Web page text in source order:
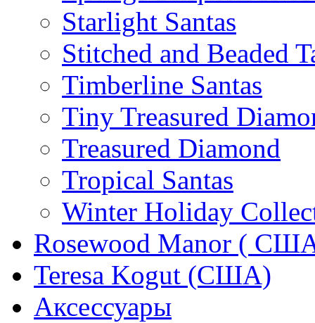
Starlight Santas
Stitched and Beaded
Timberline Santas
Tiny Treasured
Treasured Diamond
Tropical Santas
Winter Holiday
Rosewood Manor (
Teresa Kogut (США)
Аксессуары